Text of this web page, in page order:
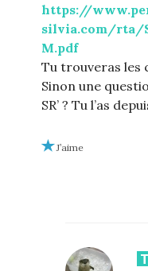
https://
silvia.com/rta/
M.pdf
Tu trouveras les
Sinon une
SR’ ? Tu l’as
J’aime